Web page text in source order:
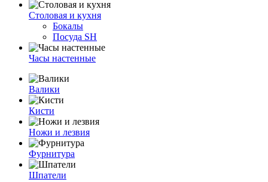
Столовая и кухня
Бокалы
Посуда SH
Часы настенные
Валики
Кисти
Ножи и лезвия
Фурнитура
Шпатели